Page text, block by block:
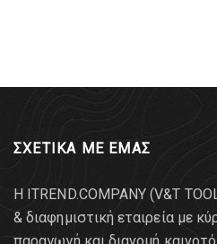
ΣΧΕΤΙΚΑ ΜΕ ΕΜΑΣ
Η ITREND.COMPANY (V&T
& διαφημιστική εταιρεία με